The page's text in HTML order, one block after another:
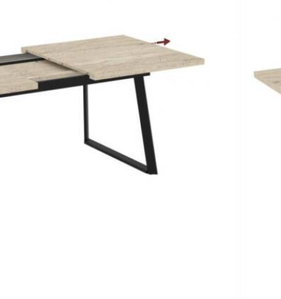
Запитване за продукт